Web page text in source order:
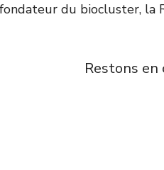
du biocluster, la
Restons en